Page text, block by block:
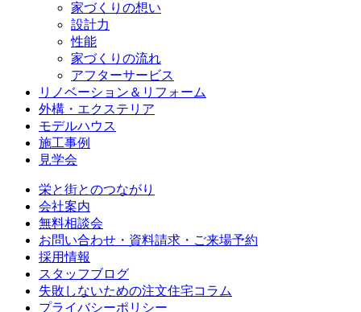
家づくりの想い
設計力
性能
家づくりの流れ
アフターサービス
リノベーション＆リフォーム
外構・エクステリア
モデルハウス
施工事例
見学会
栄と街とのつながり
会社案内
無料相談会
お問い合わせ・資料請求・ご来場予約
採用情報
スタッフブログ
失敗しないための注文住宅コラム
プライバシーポリシー